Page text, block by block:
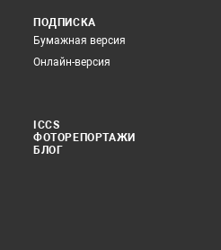
ПОДПИСКА
Бумажная версия
Онлайн-версия
ICCS
ФОТОРЕПОРТАЖИ
БЛОГ